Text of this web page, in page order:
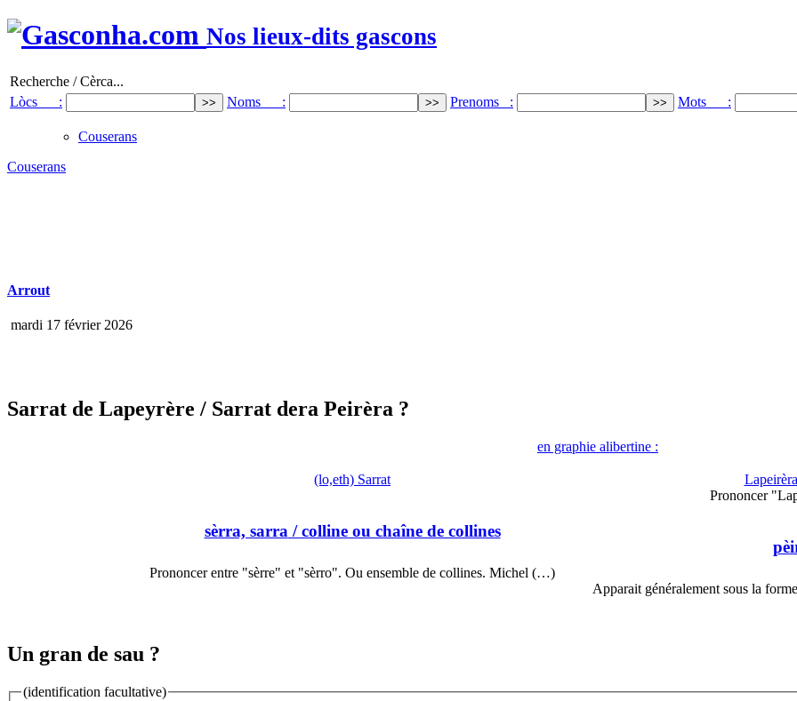
Nos lieux-dits gascons
Recherche / Cèrca...
Lòcs :
Noms : Prenoms : Mots :
Couserans
Couserans
Arrout
mardi 17 février 2026
Sarrat de Lapeyrère / Sarrat dera Peirèra ?
en graphie alibertine :
(lo,eth) Sarrat
sèrra, sarra / colline ou chaîne de collines
Prononcer entre "sèrre" et "sèrro". Ou ensemble de collines. Michel (…)
Prononcer
Apparait généralement sous la
Un gran de sau ?
(identification facultative)